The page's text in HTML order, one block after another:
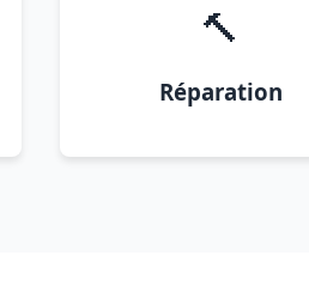
🔨
Réparation